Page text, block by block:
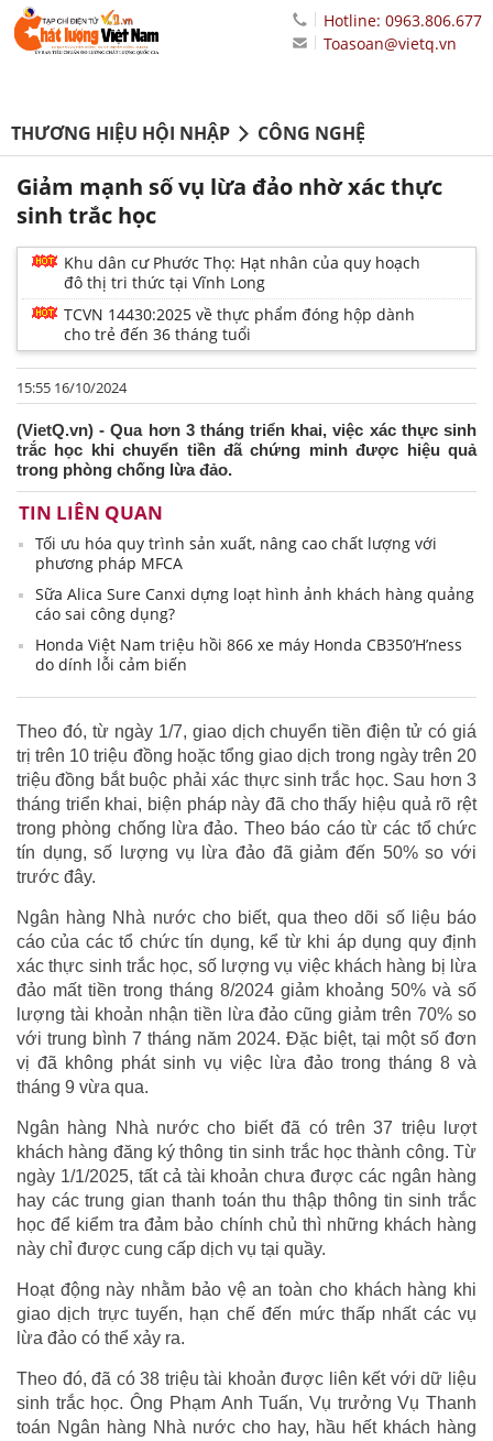
Hotline: 0963.806.677
Toasoan@vietq.vn
THƯƠNG HIỆU HỘI NHẬP CÔNG NGHỆ
Giảm mạnh số vụ lừa đảo nhờ xác thực
sinh trắc học
Khu dân cư Phước Thọ: Hạt nhân của quy hoạch
đô thị tri thức tại Vĩnh Long
TCVN 14430:2025 về thực phẩm đóng hộp dành
cho trẻ đến 36 tháng tuổi
15:55 16/10/2024
(VietQ.vn) - Qua hơn 3 tháng triển khai, việc xác thực sinh
trắc học khi chuyển tiền đã chứng minh được hiệu quả
trong phòng chống lừa đảo.
TIN LIÊN QUAN
Tối ưu hóa quy trình sản xuất, nâng cao chất lượng với
phương pháp MFCA
Sữa Alica Sure Canxi dựng loạt hình ảnh khách hàng quảng
cáo sai công dụng?
Honda Việt Nam triệu hồi 866 xe máy Honda CB350’H’ness
do dính lỗi cảm biến
Theo đó, từ ngày 1/7, giao dịch chuyển tiền điện tử có giá
trị trên 10 triệu đồng hoặc tổng giao dịch trong ngày trên 20
triệu đồng bắt buộc phải xác thực sinh trắc học. Sau hơn 3
tháng triển khai, biện pháp này đã cho thấy hiệu quả rõ rệt
trong phòng chống lừa đảo. Theo báo cáo từ các tổ chức
tín dụng, số lượng vụ lừa đảo đã giảm đến 50% so với
trước đây.
Ngân hàng Nhà nước cho biết, qua theo dõi số liệu báo
cáo của các tổ chức tín dụng, kể từ khi áp dụng quy định
xác thực sinh trắc học, số lượng vụ việc khách hàng bị lừa
đảo mất tiền trong tháng 8/2024 giảm khoảng 50% và số
lượng tài khoản nhận tiền lừa đảo cũng giảm trên 70% so
với trung bình 7 tháng năm 2024. Đặc biệt, tại một số đơn
vị đã không phát sinh vụ việc lừa đảo trong tháng 8 và
tháng 9 vừa qua.
Ngân hàng Nhà nước cho biết đã có trên 37 triệu lượt
khách hàng đăng ký thông tin sinh trắc học thành công. Từ
ngày 1/1/2025, tất cả tài khoản chưa được các ngân hàng
hay các trung gian thanh toán thu thập thông tin sinh trắc
học để kiểm tra đảm bảo chính chủ thì những khách hàng
này chỉ được cung cấp dịch vụ tại quầy.
Hoạt động này nhằm bảo vệ an toàn cho khách hàng khi
giao dịch trực tuyến, hạn chế đến mức thấp nhất các vụ
lừa đảo có thể xảy ra.
Theo đó, đã có 38 triệu tài khoản được liên kết với dữ liệu
sinh trắc học. Ông Phạm Anh Tuấn, Vụ trưởng Vụ Thanh
toán Ngân hàng Nhà nước cho hay, hầu hết khách hàng